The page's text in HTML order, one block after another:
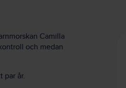
Camilla
och medan
par år.